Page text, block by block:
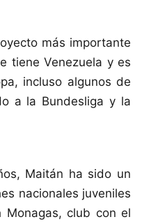
más importante
tiene Venezuela y es
incluso algunos de
a la Bundesliga y la
Maitán ha sido un
nacionales juveniles
Monagas, club con el